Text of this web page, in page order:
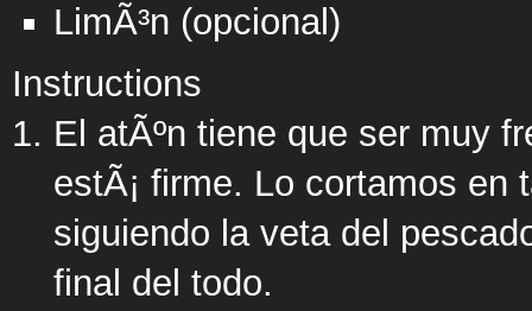
LimÃ³n (opcional)
Instructions
El atÃºn tiene que ser muy
estÃ¡ firme. Lo cortamos en
siguiendo la veta del
final del todo.